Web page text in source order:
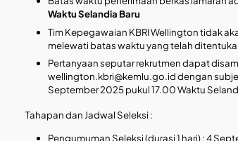
Waktu Selandia Baru
Tim Kepegawaian KBRI Wellington tidak
melewati batas waktu yang telah
Pertanyaan seputar rekrutmen dapat
wellington.kbri@kemlu.go.iddengan
September 2025 pukul 17.00 Waktu
Tahapan dan Jadwal Seleksi :
Pengumuman Seleksi (durasi 1 hari) : 4